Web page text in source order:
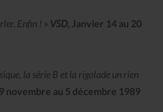
Enfin ! » VSD, Janvier 14 au 20
la série B et la rigolade un rien
novembre au 5 décembre 1989